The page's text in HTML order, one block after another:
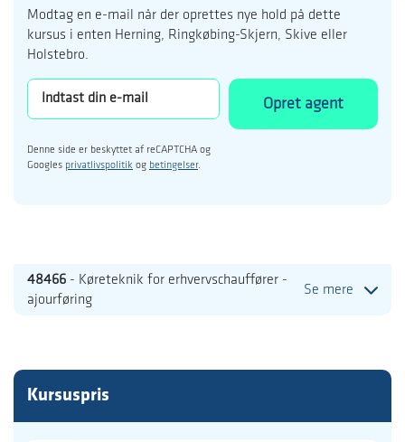
Modtag en e-mail når der oprettes nye hold på dette
kursus i enten Herning, Ringkøbing-Skjern, Skive eller
Holstebro.
Opret agent
Denne side er beskyttet af reCAPTCHA og
Googles privatlivspolitik og betingelser.
48466 - Køreteknik for erhvervschauffører -
ajourføring
Se mere
Kursuspris